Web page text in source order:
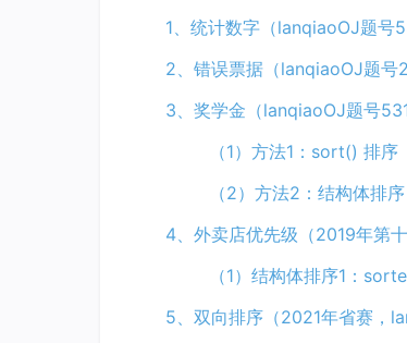
1、统计数字（lanqiaoOJ题号
2、错误票据（lanqiaoOJ题号
3、奖学金（lanqiaoOJ题号531
（1）方法1：sort() 排序
（2）方法2：结构体排
4、外卖店优先级（2019年第
（1）结构体排序1：
5、双向排序（2021年省赛，